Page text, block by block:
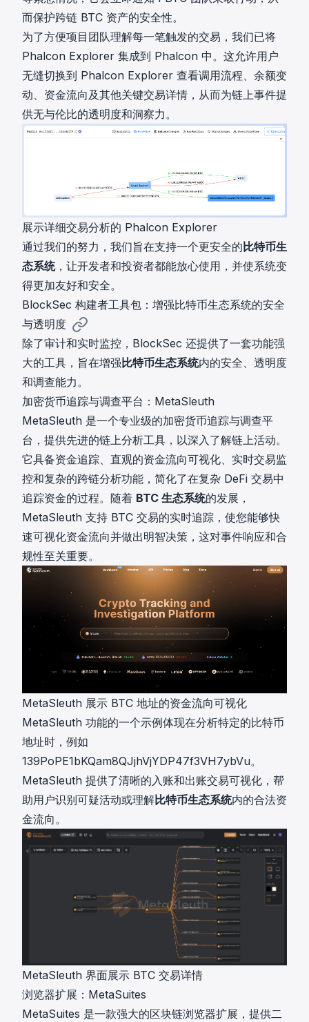
而保护跨链 BTC 资产的安全性。
为了方便项目团队理解每一笔触发的交易，我们已将
Phalcon Explorer 集成到 Phalcon 中。这允许用户
无缝切换到 Phalcon Explorer 查看调用流程、余额变
动、资金流向及其他关键交易详情，从而为链上事件提
供无与伦比的透明度和洞察力。
展示详细交易分析的 Phalcon Explorer
通过我们的努力，我们旨在支持一个更安全的比特币生
态系统，让开发者和投资者都能放心使用，并使系统变
得更加友好和安全。
BlockSec 构建者工具包：增强比特币生态系统的安全
与透明度
除了审计和实时监控，BlockSec 还提供了一套功能强
大的工具，旨在增强比特币生态系统内的安全、透明度
和调查能力。
加密货币追踪与调查平台：MetaSleuth
MetaSleuth 是一个专业级的加密货币追踪与调查平
台，提供先进的链上分析工具，以深入了解链上活动。
它具备资金追踪、直观的资金流向可视化、实时交易监
控和复杂的跨链分析功能，简化了在复杂 DeFi 交易中
追踪资金的过程。随着 BTC 生态系统的发展，
MetaSleuth 支持 BTC 交易的实时追踪，使您能够快
速可视化资金流向并做出明智决策，这对事件响应和合
规性至关重要。
MetaSleuth 展示 BTC 地址的资金流向可视化
MetaSleuth 功能的一个示例体现在分析特定的比特币
地址时，例如
139PoPE1bKQam8QJjhVjYDP47f3VH7ybVu。
MetaSleuth 提供了清晰的入账和出账交易可视化，帮
助用户识别可疑活动或理解比特币生态系统内的合法资
金流向。
MetaSleuth 界面展示 BTC 交易详情
浏览器扩展：MetaSuites
MetaSuites 是一款强大的区块链浏览器扩展，提供二